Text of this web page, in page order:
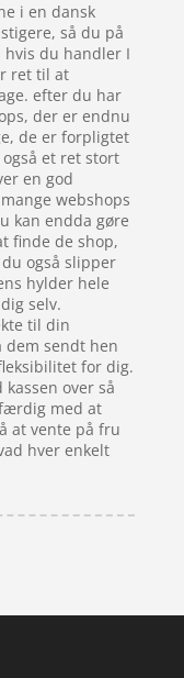
i en dansk
så du på
du handler I
ret til at
efter du har
der er endnu
de er forpligtet
et ret stort
en god
webshops
kan endda gøre
finde de shop,
også slipper
hylder hele
selv.
til din
dem sendt hen
for dig.
over så
med at
at vente på fru
hver enkelt